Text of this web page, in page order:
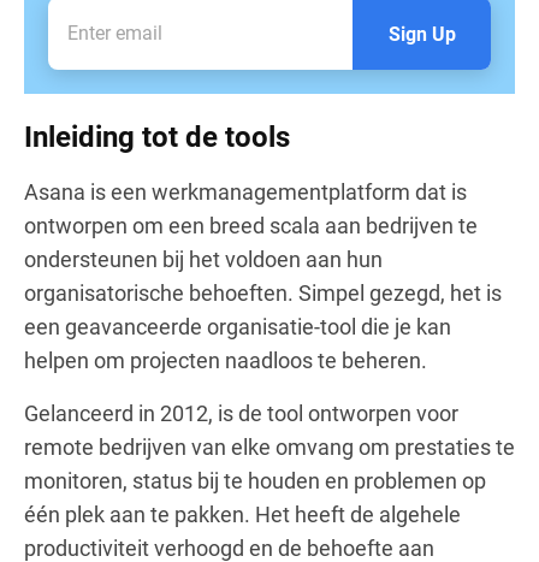
Sign Up
Inleiding tot de tools
Asana is een werkmanagementplatform dat is
ontworpen om een breed scala aan bedrijven te
ondersteunen bij het voldoen aan hun
organisatorische behoeften. Simpel gezegd, het is
een geavanceerde organisatie-tool die je kan
helpen om projecten naadloos te beheren.
Gelanceerd in 2012, is de tool ontworpen voor
remote bedrijven van elke omvang om prestaties te
monitoren, status bij te houden en problemen op
één plek aan te pakken. Het heeft de algehele
productiviteit verhoogd en de behoefte aan